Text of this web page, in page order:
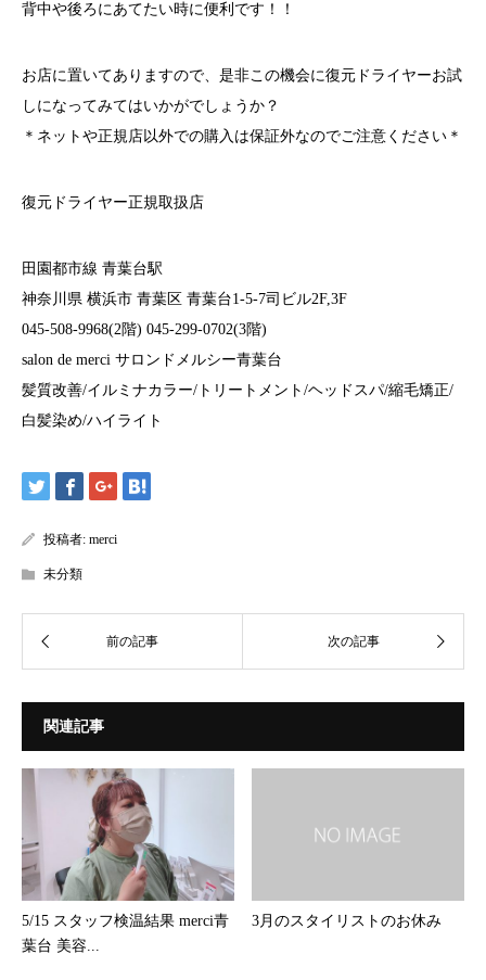
背中や後ろにあてたい時に便利です！！
お店に置いてありますので、是非この機会に復元ドライヤーお試
しになってみてはいかがでしょうか？
＊ネットや正規店以外での購入は保証外なのでご注意ください＊
復元ドライヤー正規取扱店
田園都市線 青葉台駅
神奈川県 横浜市 青葉区 青葉台1-5-7司ビル2F,3F
045-508-9968(2階) 045-299-0702(3階)
salon de merci サロンドメルシー青葉台
髪質改善/イルミナカラー/トリートメント/ヘッドスパ/縮毛矯正/
白髪染め/ハイライト
投稿者: merci
未分類
関連記事
5/15 スタッフ検温結果 merci青
葉台 美容...
3月のスタイリストのお休み